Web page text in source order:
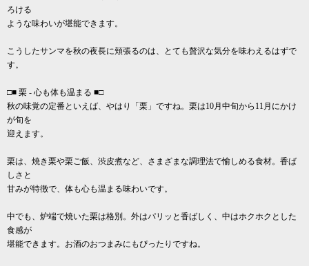
ろける
ような味わいが堪能できます。
こうしたサンマを秋の夜長に頬張るのは、とても贅沢な気分を味わえるはずで
す。
□■ 栗 - 心も体も温まる ■□
秋の味覚の定番といえば、やはり「栗」ですね。栗は10月中旬から11月にかけ
が旬を
迎えます。
栗は、焼き栗や栗ご飯、渋皮煮など、さまざまな調理法で愉しめる食材。香ば
しさと
甘みが特徴で、体も心も温まる味わいです。
中でも、炉端で焼いた栗は格別。外はパリッと香ばしく、中はホクホクとした
食感が
堪能できます。お酒のおつまみにもぴったりですね。